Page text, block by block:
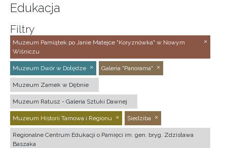
Edukacja
Filtry
Muzeum Pamiątek po Janie Matejce "Koryznówka" w Nowym
Wiśniczu
Muzeum Dwór w Dołędze Galeria "Panorama"
Muzeum Zamek w Dębnie
Muzeum Ratusz - Galeria Sztuki Dawnej
Muzeum Historii Tarnowa i Regionu Siedziba
Regionalne Centrum Edukacji o Pamięci im. gen. bryg. Zdzisława
Baszaka